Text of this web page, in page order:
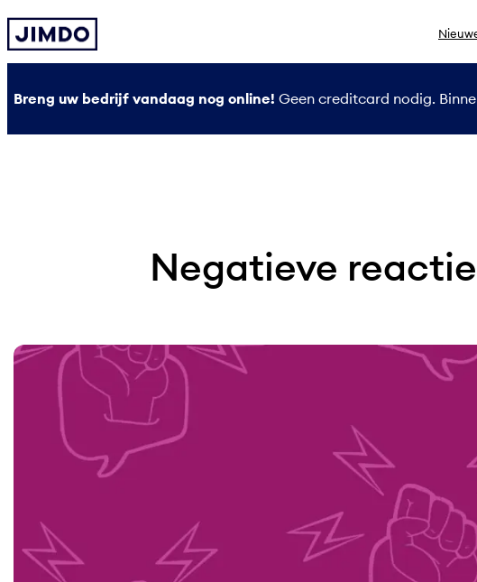
Ga
naar
de
inhoud
Breng uw bedrijf vandaag nog online!Geen creditcard nodig.
Negatieve